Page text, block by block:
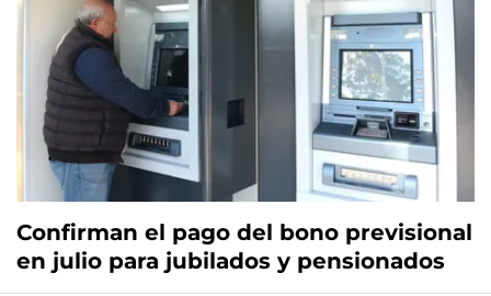
Confirman el pago del bono previsional
en julio para jubilados y pensionados